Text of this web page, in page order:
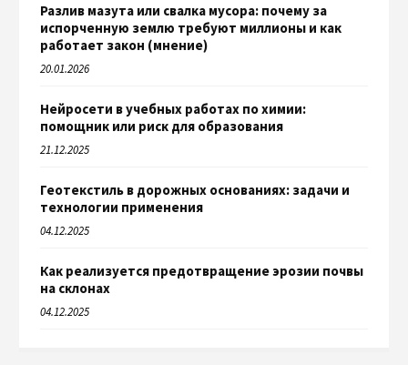
Разлив мазута или свалка мусора: почему за
испорченную землю требуют миллионы и как
работает закон (мнение)
20.01.2026
Нейросети в учебных работах по химии:
помощник или риск для образования
21.12.2025
Геотекстиль в дорожных основаниях: задачи и
технологии применения
04.12.2025
Как реализуется предотвращение эрозии почвы
на склонах
04.12.2025